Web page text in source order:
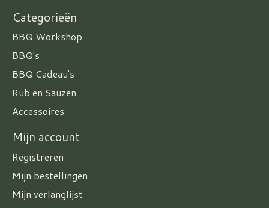
Categorieën
BBQ Workshop
BBQ's
BBQ Cadeau's
Rub en Sauzen
Accessoires
Mijn account
Registreren
Mijn bestellingen
Mijn verlanglijst